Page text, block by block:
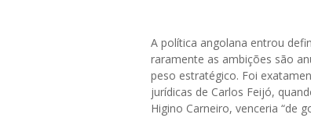
A política angolana entrou
raramente as ambições são
peso estratégico. Foi
jurídicas de Carlos Feijó,
Higino Carneiro, venceria “de